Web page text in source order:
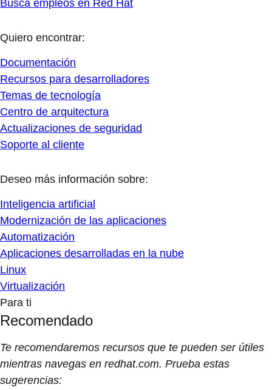
Busca empleos en Red Hat
Quiero encontrar:
Documentación
Recursos para desarrolladores
Temas de tecnología
Centro de arquitectura
Actualizaciones de seguridad
Soporte al cliente
Deseo más información sobre:
Inteligencia artificial
Modernización de las aplicaciones
Automatización
Aplicaciones desarrolladas en la nube
Linux
Virtualización
Para ti
Recomendado
Te recomendaremos recursos que te pueden ser útiles
mientras navegas en redhat.com. Prueba estas
sugerencias: